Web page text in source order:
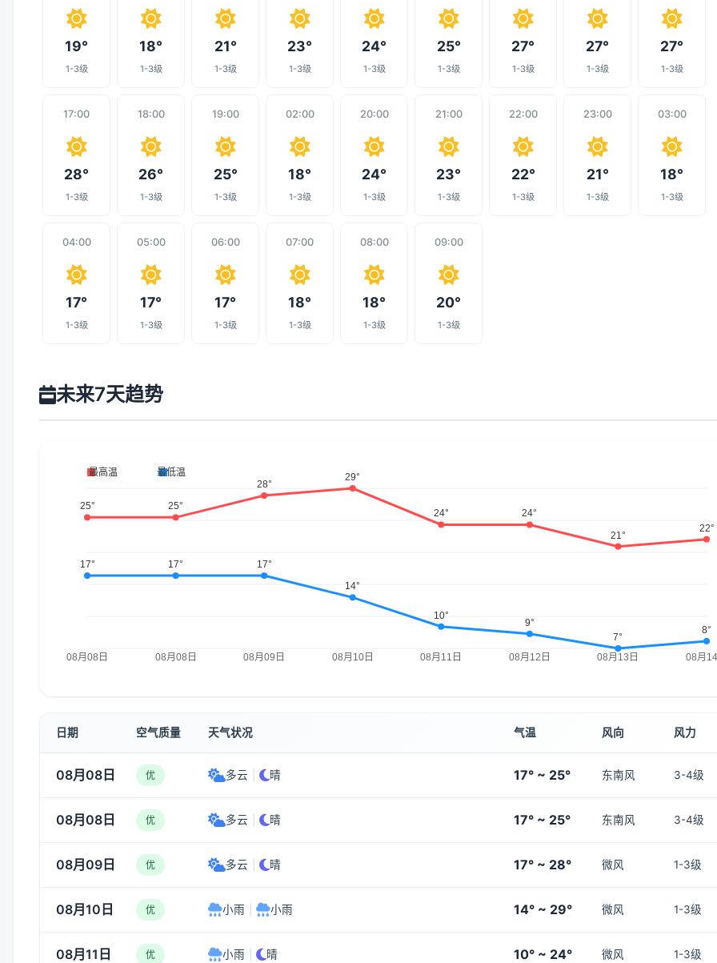
19°
1-3级
18°
1-3级
21°
1-3级
23°
1-3级
24°
1-3级
25°
1-3级
27°
1-3级
27°
1-3级
27°
1-3级
17:00
28°
1-3级
18:00
26°
1-3级
19:00
25°
1-3级
02:00
18°
1-3级
20:00
24°
1-3级
21:00
23°
1-3级
22:00
22°
1-3级
23:00
21°
1-3级
03:00
18°
1-3级
04:00
17°
1-3级
05:00
17°
1-3级
06:00
17°
1-3级
07:00
18°
1-3级
08:00
18°
1-3级
09:00
20°
1-3级
未来7天趋势
日期 空气质量 天气状况 气温 风向 风力
08月08日 优 多云 晴 17° ~ 25° 东南风 3-4级
08月08日 优 多云 晴 17° ~ 25° 东南风 3-4级
08月09日 优 多云 晴 17° ~ 28° 微风 1-3级
08月10日 优 小雨 小雨 14° ~ 29° 微风 1-3级
08月11日 优 小雨 晴 10° ~ 24° 微风 1-3级